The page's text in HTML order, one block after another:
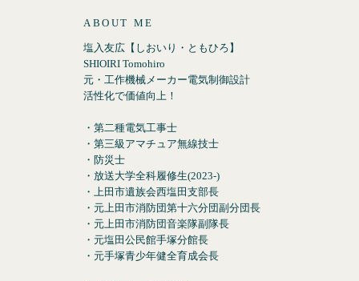
ABOUT ME
塩入友広【しおいり・ともひろ】
SHIOIRI Tomohiro
元・工作機械メーカー電気制御設計
活性化で価値向上！
・第二種電気工事士
・第三級アマチュア無線技士
・防災士
・放送大学全科履修生(2023-)
・上田市遺族会西塩田支部長
・元上田市消防団第十六分団副分団長
・元上田市消防団音楽隊副隊長
・元塩田公民館手塚分館長
・元手塚青少年健全育成会長